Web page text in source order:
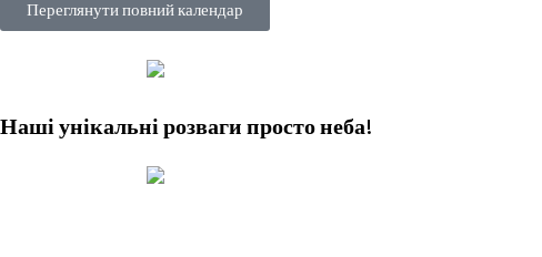
Переглянути повний календар
Наші унікальні розваги просто неба!